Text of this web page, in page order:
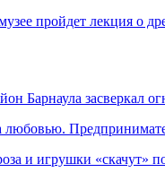
пройдет лекция о
Барнаула засверкал
любовью.
и игрушки «скачут»